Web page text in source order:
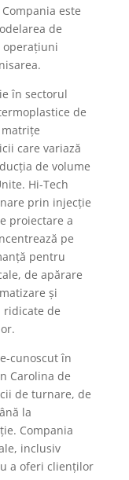
este
de
în sectorul
de
care variază
de volume
Hi-Tech
prin injecție
proiectare a
pe
pentru
de apărare
și
ridicate de
cunoscut în
Carolina de
de turnare, de
la
Compania
inclusiv
a oferi clienților